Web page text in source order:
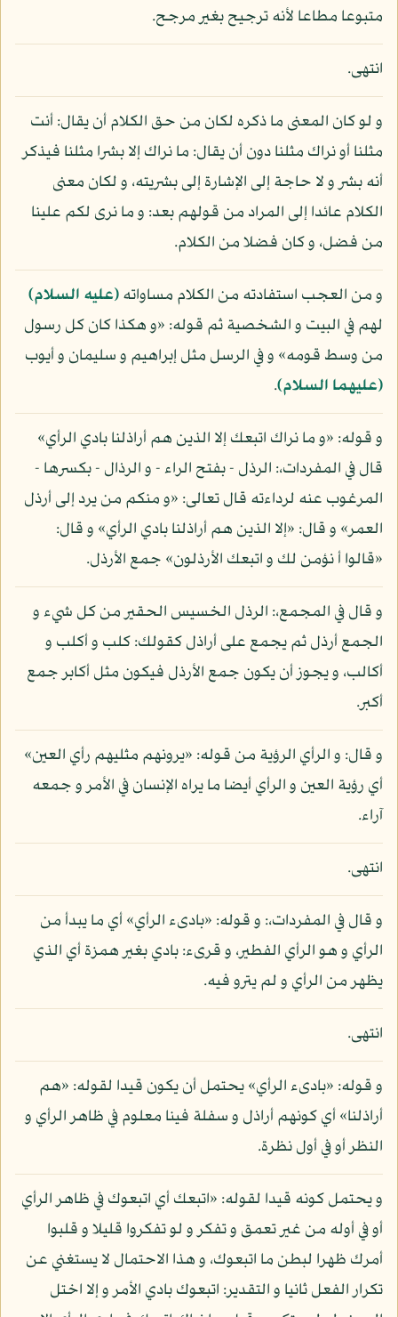
متبوعا مطاعا لأنه ترجيح بغير مرجح.
انتهى.
و لو كان المعنى ما ذكره لكان من حق الكلام أن يقال: أنت
مثلنا أو نراك مثلنا دون أن يقال: ما نراك إلا بشرا مثلنا فيذكر
أنه بشر و لا حاجة إلى الإشارة إلى بشريته، و لكان معنى
الكلام عائدا إلى المراد من قولهم بعد: و ما نرى لكم علينا
من فضل، و كان فضلا من الكلام.
و من العجب استفادته من الكلام مساواته(عليه السلام)
لهم في البيت و الشخصية ثم قوله: «و هكذا كان كل رسول
من وسط قومه» و في الرسل مثل إبراهيم و سليمان و أيوب
(عليهما السلام).
و قوله: «و ما نراك اتبعك إلا الذين هم أراذلنا بادي الرأي»
قال في المفردات،: الرذل - بفتح الراء - و الرذال - بكسرها -
المرغوب عنه لرداءته قال تعالى: «و منكم من يرد إلى أرذل
العمر» و قال: «إلا الذين هم أراذلنا بادي الرأي» و قال:
«قالوا أ نؤمن لك و اتبعك الأرذلون» جمع الأرذل.
و قال في المجمع،: الرذل الخسيس الحقير من كل شيء و
الجمع أرذل ثم يجمع على أراذل كقولك: كلب و أكلب و
أكالب، و يجوز أن يكون جمع الأرذل فيكون مثل أكابر جمع
أكبر.
و قال: و الرأي الرؤية من قوله: «يرونهم مثليهم رأي العين»
أي رؤية العين و الرأي أيضا ما يراه الإنسان في الأمر و جمعه
آراء.
انتهى.
و قال في المفردات،: و قوله: «بادىء الرأي» أي ما يبدأ من
الرأي و هو الرأي الفطير، و قرىء: بادي بغير همزة أي الذي
يظهر من الرأي و لم يترو فيه.
انتهى.
و قوله: «بادىء الرأي» يحتمل أن يكون قيدا لقوله: «هم
أراذلنا» أي كونهم أراذل و سفلة فينا معلوم في ظاهر الرأي و
النظر أو في أول نظرة.
و يحتمل كونه قيدا لقوله: «اتبعك أي اتبعوك في ظاهر الرأي
أو في أوله من غير تعمق و تفكر و لو تفكروا قليلا و قلبوا
أمرك ظهرا لبطن ما اتبعوك، و هذا الاحتمال لا يستغني عن
تكرار الفعل ثانيا و التقدير: اتبعوك بادي الأمر و إلا اختل